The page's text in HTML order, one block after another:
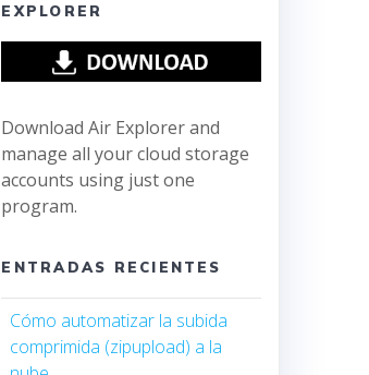
EXPLORER
Download Air Explorer and
manage all your cloud storage
accounts using just one
program.
ENTRADAS RECIENTES
Cómo automatizar la subida
comprimida (zipupload) a la